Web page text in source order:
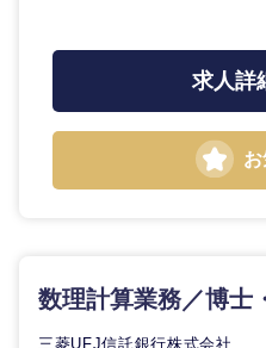
求人詳
お
数理計算業務／博士
三菱UFJ信託銀行株式会社